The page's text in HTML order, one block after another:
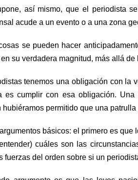
así mismo, que el periodista
acude a un evento o a una zona
se pueden hacer
su verdadera magnitud, más allá
tenemos una obligación con la
es cumplir con esa obligación.
hubiéramos permitido que una
básicos: el primero es
cuáles son las
fuerzas del orden sobre si un